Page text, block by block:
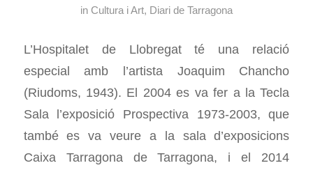
in Cultura i Art, Diari de Tarragona
L’Hospitalet de Llobregat té una relació
especial amb l’artista Joaquim Chancho
(Riudoms, 1943). El 2004 es va fer a la Tecla
Sala l’exposició Prospectiva 1973-2003, que
també es va veure a la sala d’exposicions
Caixa Tarragona de Tarragona, i el 2014